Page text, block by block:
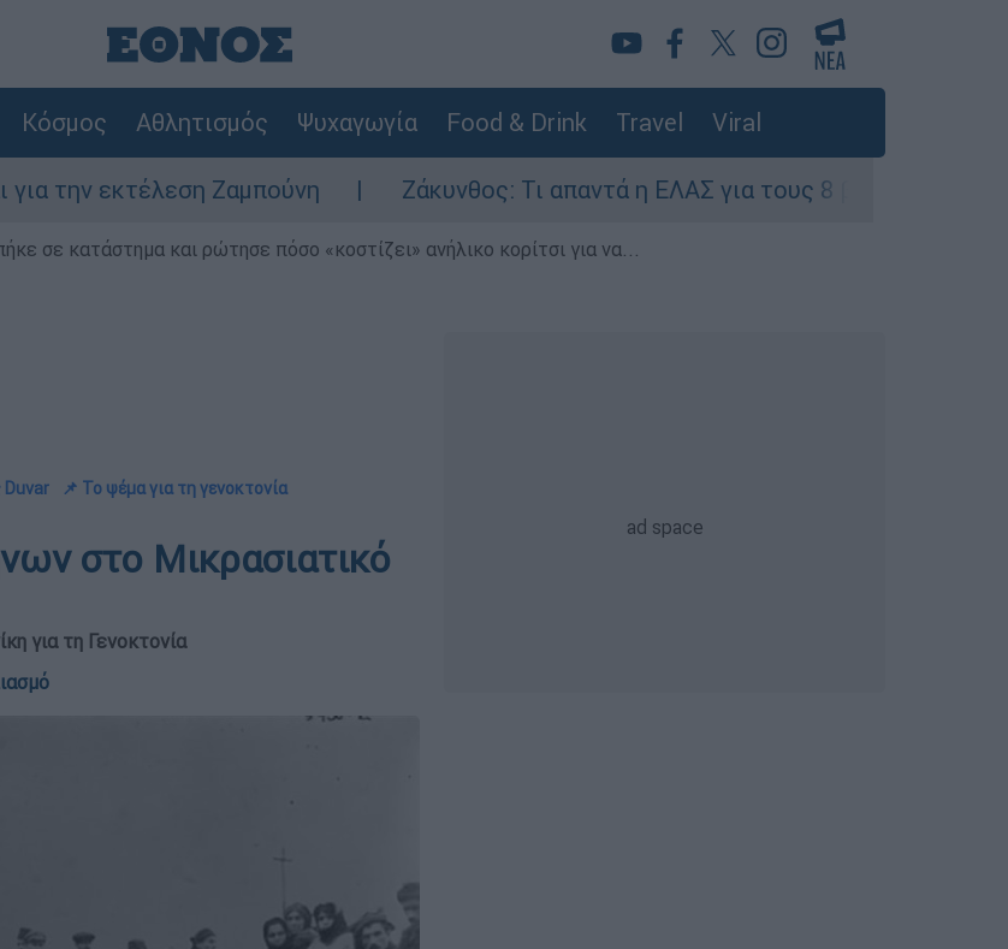
Κόσμος Αθλητισμός Ψυχαγωγία Food & Drink Travel Viral
Ζαμπούνη Ζάκυνθος: Τι απαντά η ΕΛΑΣ για τους 8 βιασμούς τουριστριών -
σε κατάστημα και ρώτησε πόσο «κοστίζει» ανήλικο κορίτσι για να...
Duvar
📌 Το ψέμα για τη γενοκτονία
στο Μικρασιατικό
για τη Γενοκτονία